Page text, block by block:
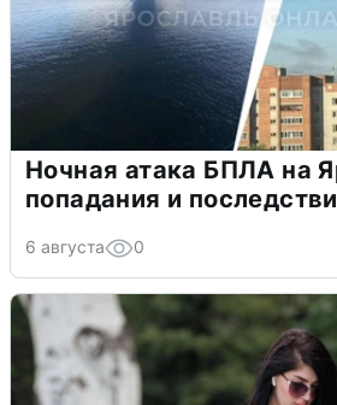
Ночная атака БПЛА на
попадания и
6 августа 0